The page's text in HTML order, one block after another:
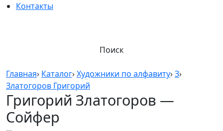
Контакты
Поиск
Главная› Каталог›Художники по алфавиту›З›
Златогоров Григорий
Григорий Златогоров —
Сойфер